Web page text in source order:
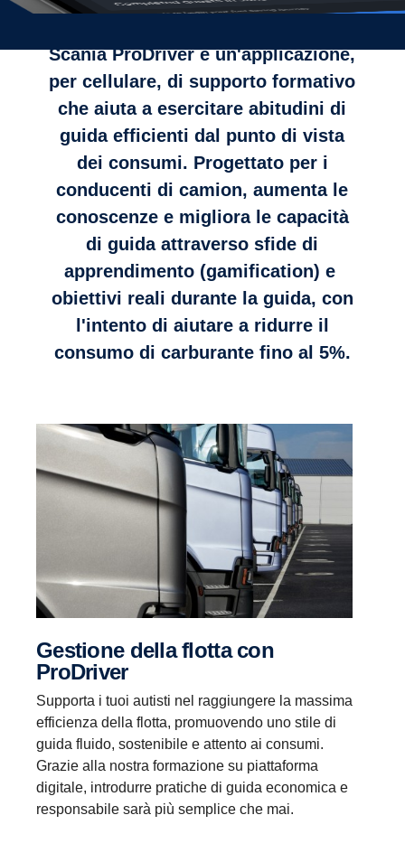
Scania ProDriver è un'applicazione,
per cellulare, di supporto formativo
che aiuta a esercitare abitudini di
guida efficienti dal punto di vista
dei consumi. Progettato per i
conducenti di camion, aumenta le
conoscenze e migliora le capacità
di guida attraverso sfide di
apprendimento (gamification) e
obiettivi reali durante la guida, con
l'intento di aiutare a ridurre il
consumo di carburante fino al 5%.
Gestione della flotta con
ProDriver
Supporta i tuoi autisti nel raggiungere la massima
efficienza della flotta, promuovendo uno stile di
guida fluido, sostenibile e attento ai consumi.
Grazie alla nostra formazione su piattaforma
digitale, introdurre pratiche di guida economica e
responsabile sarà più semplice che mai.